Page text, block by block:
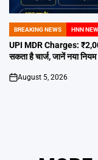
POSTED
IN
BREAKING NEWS HNN
UPI MDR Charges:
सकता है चार्ज, जानें नया नियम
on
August 5, 2026